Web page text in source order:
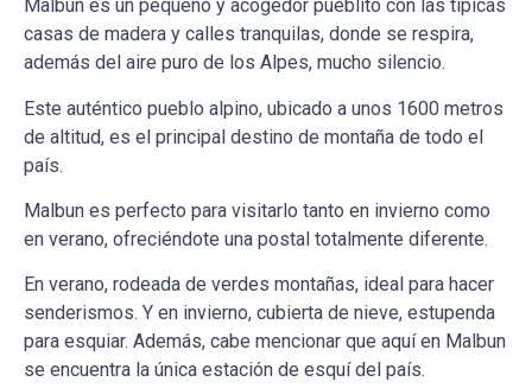
Malbun es un pequeño y acogedor pueblito con las típicas
casas de madera y calles tranquilas, donde se respira,
además del aire puro de los Alpes, mucho silencio.
Este auténtico pueblo alpino, ubicado a unos 1600 metros
de altitud, es el principal destino de montaña de todo el
país.
Malbun es perfecto para visitarlo tanto en invierno como
en verano, ofreciéndote una postal totalmente diferente.
En verano, rodeada de verdes montañas, ideal para hacer
senderismos. Y en invierno, cubierta de nieve, estupenda
para esquiar. Además, cabe mencionar que aquí en Malbun
se encuentra la única estación de esquí del país.